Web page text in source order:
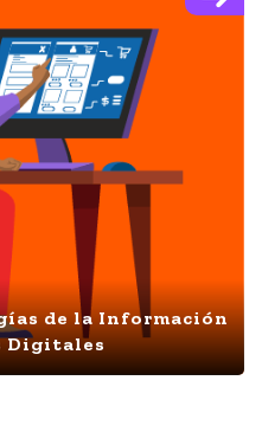
de la Información
Digitales